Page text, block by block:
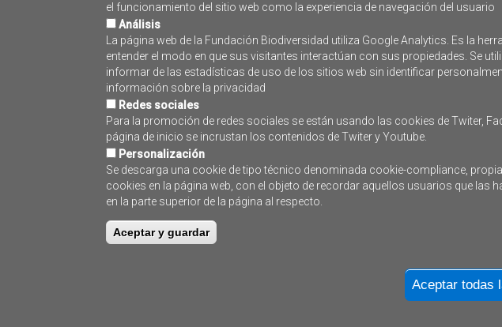
País Vasco
Región de Murcia
Beneficiario:
ASOCIACIÓN PAISAJE LIMPIO
Cofinanciado por:
FEMP
Entidades colaboradoras:
FEDERACIÓN NACIONAL DE COFRADÍAS DE PESCADORES
« Primero ‹ Anterior Siguiente › Último »
el funcionamiento del sitio web como la experiencia de navegación del usuario
Análisis
La página web de la Fundación Biodiversidad utiliza Google Analytics. Es la
entender el modo en que sus visitantes interactúan con sus propiedades. Se
informar de las estadísticas de uso de los sitios web sin identificar
información sobre la privacidad
Redes sociales
Para la promoción de redes sociales se están usando las cookies de Twiter,
página de inicio se incrustan los contenidos de Twiter y Youtube.
Personalización
Se descarga una cookie de tipo técnico denominada cookie-compliance,
cookies en la página web, con el objeto de recordar aquellos usuarios que
en la parte superior de la página al respecto.
Aceptar y guardar
Aceptar todas